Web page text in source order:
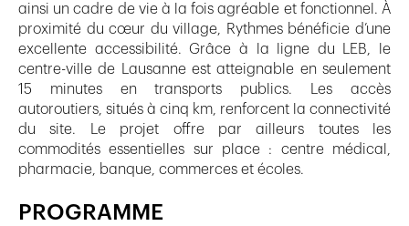
ainsi un cadre de vie à la fois agréable et fonctionnel. À
proximité du cœur du village, Rythmes bénéficie d’une
excellente accessibilité. Grâce à la ligne du LEB, le
centre-ville de Lausanne est atteignable en seulement
15 minutes en transports publics. Les accès
autoroutiers, situés à cinq km, renforcent la connectivité
du site. Le projet offre par ailleurs toutes les
commodités essentielles sur place : centre médical,
pharmacie, banque, commerces et écoles.
PROGRAMME